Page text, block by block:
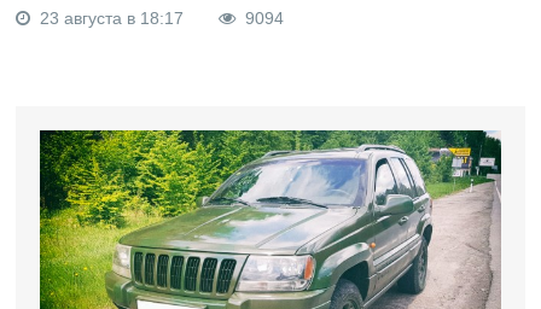
23 августа в 18:17 9094